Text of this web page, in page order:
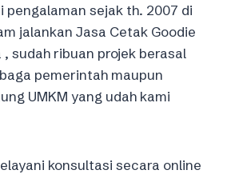
pengalaman sejak th. 2007 di
jalankan Jasa Cetak Goodie
, sudah ribuan projek berasal
pemerintah maupun
UMKM yang udah kami
konsultasi secara online